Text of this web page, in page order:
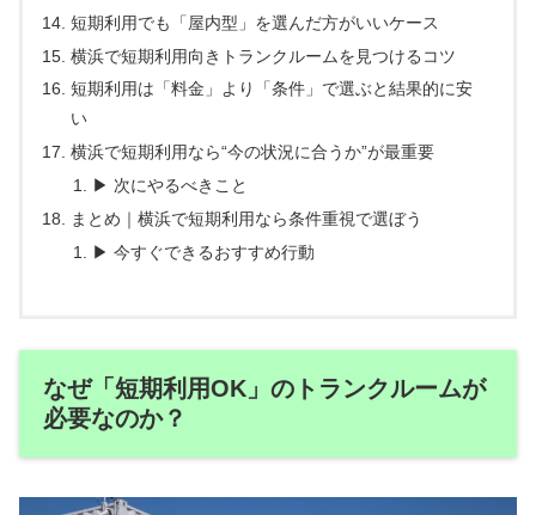
短期利用でも「屋内型」を選んだ方がいいケース
横浜で短期利用向きトランクルームを見つけるコツ
短期利用は「料金」より「条件」で選ぶと結果的に安
い
横浜で短期利用なら“今の状況に合うか”が最重要
▶ 次にやるべきこと
まとめ｜横浜で短期利用なら条件重視で選ぼう
▶ 今すぐできるおすすめ行動
なぜ「短期利用OK」のトランクルームが
必要なのか？